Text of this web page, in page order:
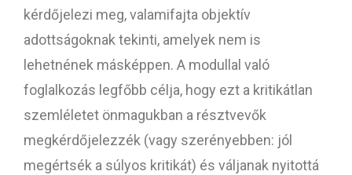
kérdőjelezi meg, valamifajta objektív
adottságoknak tekinti, amelyek nem is
lehetnének másképpen. A modullal való
foglalkozás legfőbb célja, hogy ezt a kritikátlan
szemléletet önmagukban a résztvevők
megkérdőjelezzék (vagy szerényebben: jól
megértsék a súlyos kritikát) és váljanak nyitottá